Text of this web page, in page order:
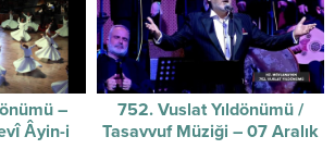
–
Âyin-i
752. Vuslat Yıldönümü /
Tasavvuf Müziği – 07 Aralık